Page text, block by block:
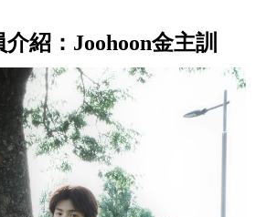
紹：Joohoon金主訓